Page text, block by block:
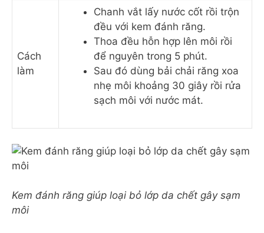
Cách
làm
Chanh vắt lấy nước cốt rồi trộn
đều với kem đánh răng.
Thoa đều hỗn hợp lên môi rồi
để nguyên trong 5 phút.
Sau đó dùng bải chải răng xoa
nhẹ môi khoảng 30 giây rồi rửa
sạch môi với nước mát.
Kem đánh răng giúp loại bỏ lớp da chết gây sạm
môi